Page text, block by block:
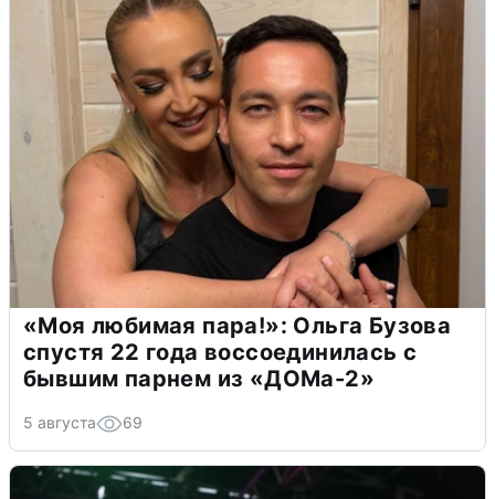
«Моя любимая пара!»: Ольга Бузова
спустя 22 года воссоединилась с
бывшим парнем из «ДОМа-2»
5 августа 69